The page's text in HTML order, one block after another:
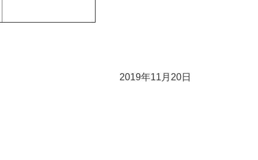
2019年11月20日